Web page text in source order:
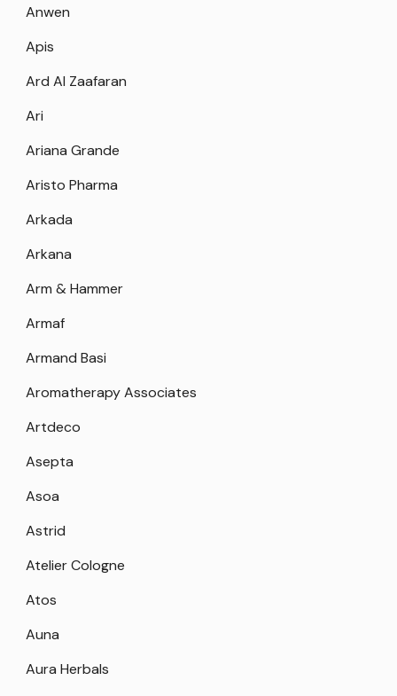
Anwen
Apis
Ard Al Zaafaran
Ari
Ariana Grande
Aristo Pharma
Arkada
Arkana
Arm & Hammer
Armaf
Armand Basi
Aromatherapy Associates
Artdeco
Asepta
Asoa
Astrid
Atelier Cologne
Atos
Auna
Aura Herbals